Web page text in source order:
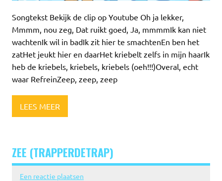
Songtekst Bekijk de clip op Youtube Oh ja lekker,
Mmmm, nou zeg, Dat ruikt goed, Ja, mmmmIk kan niet
wachtenIk wil in badIk zit hier te smachtenEn ben het
zatHet jeukt hier en daarHet kriebelt zelfs in mijn haarIk
heb de kriebels, kriebels, kriebels (oeh!!!)Overal, echt
waar RefreinZeep, zeep, zeep
LEES MEER
ZEE (TRAPPERDETRAP)
Een reactie plaatsen